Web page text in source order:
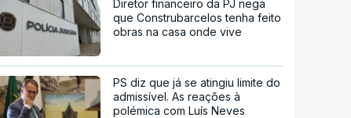
Diretor financeiro da PJ nega
que Construbarcelos tenha feito
obras na casa onde vive
PS diz que já se atingiu limite do
admissível. As reações à
polémica com Luís Neves